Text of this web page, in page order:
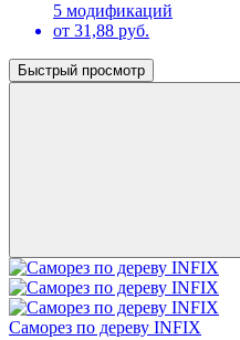
5 модификаций
от 31,88 руб.
Быстрый просмотр
Саморез по дереву INFIX